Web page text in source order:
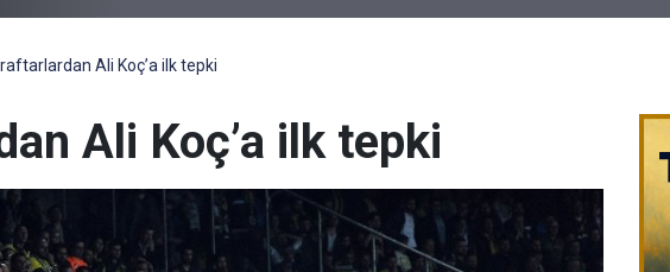
Ali Koç’a ilk tepki
Ali Koç’a ilk tepki